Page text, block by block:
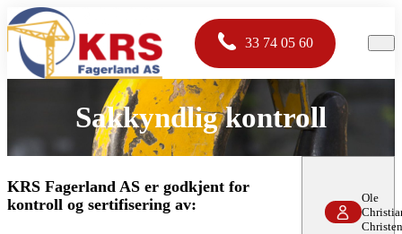
33 74 05 60
Sakkyndlig kontroll
KRS Fagerland AS er godkjent for
kontroll og sertifisering av:
Ole